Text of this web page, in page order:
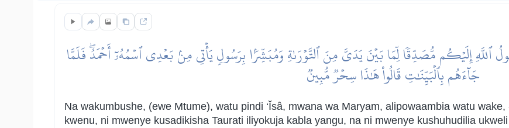
ٱللَّهِ إِلَيۡكُم مُّصَدِّقٗا لِّمَا بَيۡنَ يَدَيَّ مِنَ ٱلتَّوۡرَىٰةِ وَمُبَشِّرَۢا بِرَسُولٖ يَأۡتِي مِنۢ بَعۡدِي ٱسۡمُهُۥٓ أَحۡمَدُۖ فَلَمَّا
جَآءَهُم بِٱلۡبَيِّنَٰتِ قَالُواْ هَٰذَا سِحۡرٞ مُّبِينٞ
Na wakumbushe, (ewe Mtume), watu pindi ‘Ǐsâ, mwana wa Maryam, alipowaambia watu
kwenu, ni mwenye kusadikisha Taurati iliyokuja kabla yangu, na ni mwenye kushuhudilia